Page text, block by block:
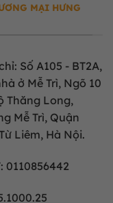
MẠI HƯNG
Số A105 - BT2A,
ở Mễ Trì, Ngõ 10
Thăng Long,
Mễ Trì, Quận
Liêm, Hà Nội.
0110856442